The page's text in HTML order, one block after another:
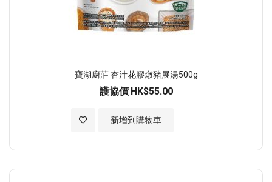
寶湖廚莊 杏汁花膠燉豬展湯500g
護協價 HK$55.00
新增到購物車
加入至願望清單